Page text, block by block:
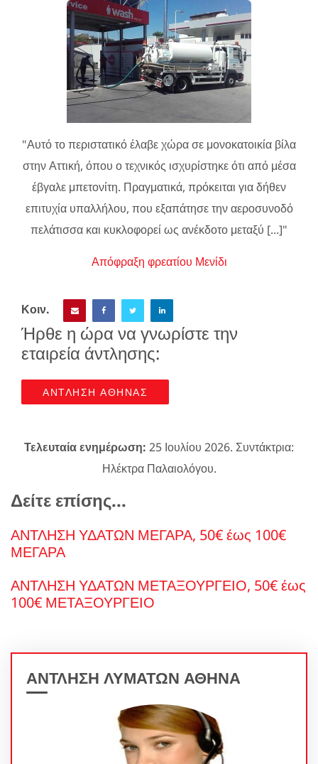
"Αυτό το περιστατικό έλαβε χώρα σε μονοκατοικία βίλα
στην Αττική, όπου ο τεχνικός ισχυρίστηκε ότι από μέσα
έβγαλε μπετονίτη. Πραγματικά, πρόκειται για δήθεν
επιτυχία υπαλλήλου, που εξαπάτησε την αεροσυνοδό
πελάτισσα και κυκλοφορεί ως ανέκδοτο μεταξύ [...]"
Απόφραξη φρεατίου Μενίδι
Κοιν.
Ήρθε η ώρα να γνωρίστε την
εταιρεία άντλησης:
ΑΝΤΛΗΣΗ ΑΘΗΝΑΣ
Τελευταία ενημέρωση: 25 Ιουλίου 2026. Συντάκτρια:
Ηλέκτρα Παλαιολόγου.
Δείτε επίσης...
ΑΝΤΛΗΣΗ ΥΔΑΤΩΝ ΜΕΓΑΡΑ, 50€ έως 100€
ΜΕΓΑΡΑ
ΑΝΤΛΗΣΗ ΥΔΑΤΩΝ ΜΕΤΑΞΟΥΡΓΕΙΟ, 50€ έως
100€ ΜΕΤΑΞΟΥΡΓΕΙΟ
ΑΝΤΛΗΣΗ ΛΥΜΑΤΩΝ ΑΘΗΝΑ